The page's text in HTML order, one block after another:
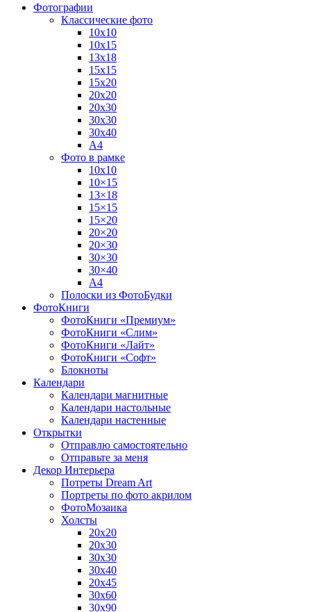
Фотографии
Классические фото
10х10
10х15
13х18
15х15
15х20
20х20
20х30
30х30
30х40
А4
Фото в рамке
10х10
10×15
13×18
15×15
15×20
20×20
20×30
30×30
30×40
A4
Полоски из ФотоБудки
ФотоКниги
ФотоКниги «Премиум»
ФотоКниги «Слим»
ФотоКниги «Лайт»
ФотоКниги «Софт»
Блокноты
Календари
Календари магнитные
Календари настольные
Календари настенные
Открытки
Отправлю самостоятельно
Отправьте за меня
Декор Интерьера
Потреты Dream Art
Портреты по фото акрилом
ФотоМозаика
Холсты
20х20
20х30
30х30
30х40
20х45
30х60
30х90